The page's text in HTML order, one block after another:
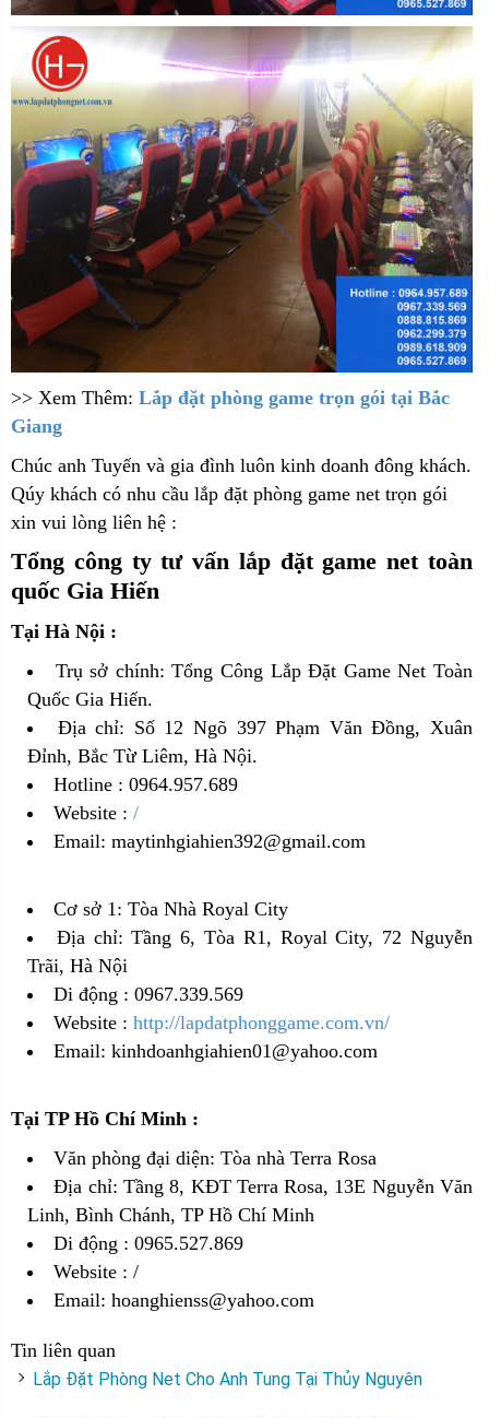
>> Xem Thêm: Lắp đặt phòng game trọn gói tại Bắc
Giang
Chúc anh Tuyến và gia đình luôn kinh doanh đông khách.
Qúy khách có nhu cầu lắp đặt phòng game net trọn gói
xin vui lòng liên hệ :
Tổng công ty tư vấn lắp đặt game net toàn
quốc Gia Hiến
Tại Hà Nội :
Trụ sở chính: Tổng Công Lắp Đặt Game Net Toàn
Quốc Gia Hiến.
Địa chỉ: Số 12 Ngõ 397 Phạm Văn Đồng, Xuân
Đỉnh, Bắc Từ Liêm, Hà Nội.
Hotline : 0964.957.689
Website : /
Email: maytinhgiahien392@gmail.com
Cơ sở 1: Tòa Nhà Royal City
Địa chỉ: Tầng 6, Tòa R1, Royal City, 72 Nguyễn
Trãi, Hà Nội
Di động : 0967.339.569
Website : http://lapdatphonggame.com.vn/
Email: kinhdoanhgiahien01@yahoo.com
Tại TP Hồ Chí Minh :
Văn phòng đại diện: Tòa nhà Terra Rosa
Địa chỉ: Tầng 8, KĐT Terra Rosa, 13E Nguyễn Văn
Linh, Bình Chánh, TP Hồ Chí Minh
Di động : 0965.527.869
Website : /
Email: hoanghienss@yahoo.com
Tin liên quan
Lắp Đặt Phòng Net Cho Anh Tung Tại Thủy Nguyên